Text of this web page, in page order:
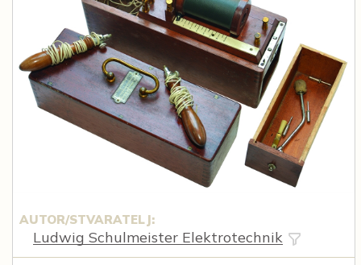
AUTOR/STVARATELJ:
Ludwig Schulmeister Elektrotechnik